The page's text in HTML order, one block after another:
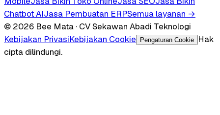
Chatbot AIJasa Pembuatan ERPSemua layanan →
© 2026 Bee Mata · CV Sekawan Abadi Teknologi
Kebijakan PrivasiKebijakan Cookie Pengaturan Cookie
Hak
cipta dilindungi.